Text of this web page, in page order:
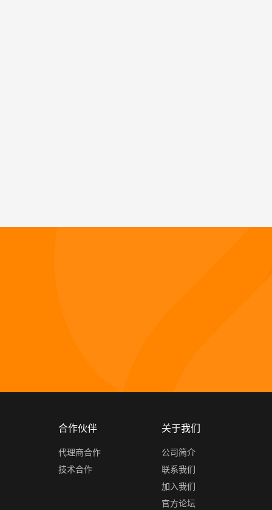
合作伙伴
代理商合作
技术合作
关于我们
公司简介
联系我们
加入我们
官方论坛